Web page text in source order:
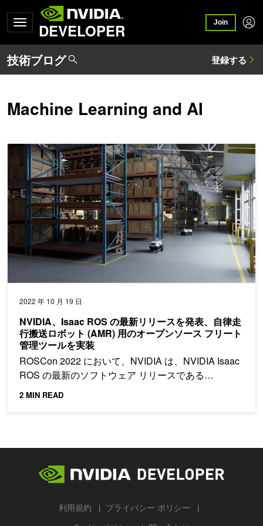
DEVELOPER Join
Machine Learning and AI
2022 年 10 月 19 日
NVIDIA、Isaac ROS の最新リリースを発表、自律走
行搬送ロボット (AMR) 用のオープンソース フリート
管理ツールを実装
ROSCon 2022 において、NVIDIA は、NVIDIA Isaac
ROS の最新のソフトウェア リリースである…
2 MIN READ
NVIDIA、Isaac ROS の最新リリースを発表、自律走行搬送ロ
利用規約 プライバシー ポリシー